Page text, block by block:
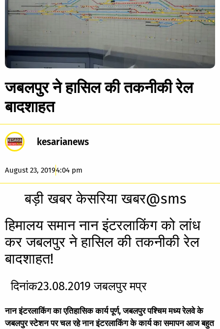
जबलपुर ने हासिल की तकनीकी रेल
बादशाहत
kesarianews
August 23, 20194:04 pm
बड़ी खबर केसरिया खबर@sms
हिमालय समान नान इंटरलाकिंग को लांध
कर जबलपुर ने हासिल की तकनीकी रेल
बादशाहत!
दिनांक23.08.2019 जबलपुर मप्र
नान इंटरलाकिंग का एतिहासिक कार्य पूर्ण, जबलपुर पश्चिम मध्य रेलवे के
जबलपुर स्टेशन पर चल रहे नान इंटरलाकिंग के कार्य का समापन आज बहुत